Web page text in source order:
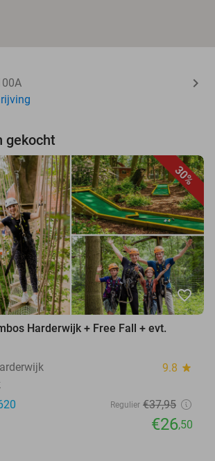
gekocht
30%
favorite_border
Harderwijk + Free Fall + evt.
9.8 star
Regulier €37,95
€26,50